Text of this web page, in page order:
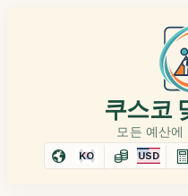
쿠스코
모든 예산에
KO USD